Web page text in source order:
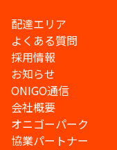
配達エリア
よくある質問
採用情報
お知らせ
ONIGO通信
会社概要
オニゴーパーク
協業パートナー